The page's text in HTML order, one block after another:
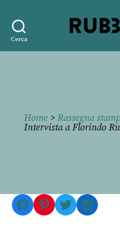
Cerca
Home > Rassegna
Intervista a Florindo
Facebook
Pinterest
Twitter